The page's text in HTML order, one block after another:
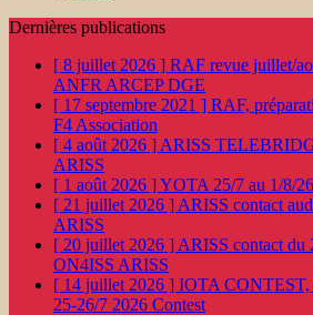
Dernières publications
[ 8 juillet 2026 ] RAF revue juillet/
ANFR ARCEP DGE
[ 17 septembre 2021 ] RAF,
F4 Association
[ 4 août 2026 ] ARISS
ARISS
[ 1 août 2026 ]YOTA 25/7 au 1/8/26
[ 21 juillet 2026 ] ARISS contact
ARISS
[ 20 juillet 2026 ] ARISS contact du
ON4ISS ARISS
[ 14 juillet 2026 ] IOTA CONTEST,
25-26/7 2026 Contest